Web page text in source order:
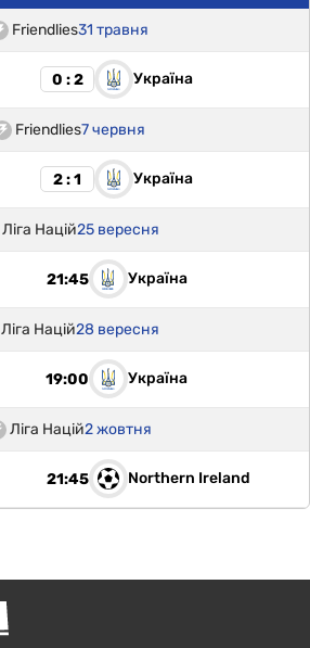
Friendlies31 травня
0 : 2 Україна
Friendlies7 червня
2 : 1 Україна
Ліга Націй25 вересня
21:45 Україна
Ліга Націй28 вересня
19:00 Україна
Ліга Націй2 жовтня
21:45 Northern Ireland